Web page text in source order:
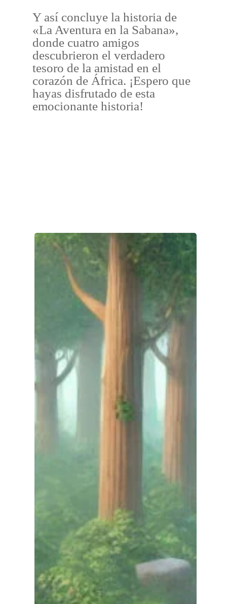
Y así concluye la historia de
«La Aventura en la Sabana»,
donde cuatro amigos
descubrieron el verdadero
tesoro de la amistad en el
corazón de África. ¡Espero que
hayas disfrutado de esta
emocionante historia!